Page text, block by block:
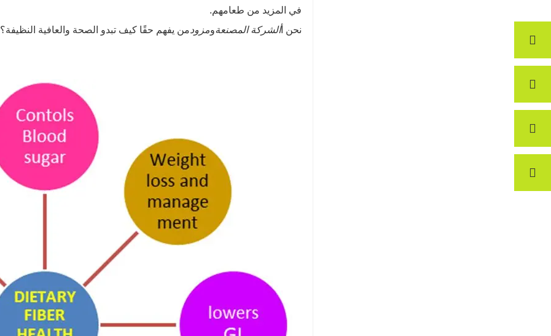
في المزيد من طعامهم.
نحن أالشركة المصنعةومزودمن يفهم حقًا كيف تبدو الصحة والعافية النظيفة؟